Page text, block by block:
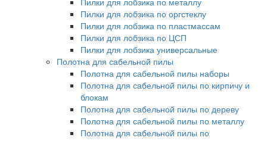
Пилки для лобзика по оргстеклу
Пилки для лобзика по пластмассам
Пилки для лобзика по ЦСП
Пилки для лобзика универсальные
Полотна для сабельной пилы
Полотна для сабельной пилы наборы
Полотна для сабельной пилы по кирпичу и
блокам
Полотна для сабельной пилы по дереву
Полотна для сабельной пилы по металлу
Полотна для сабельной пилы по